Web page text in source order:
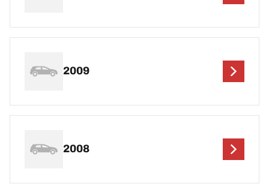
2009
2008